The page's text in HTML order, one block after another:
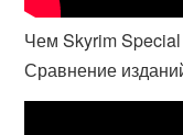
Чем Skyrim Special
Сравнение